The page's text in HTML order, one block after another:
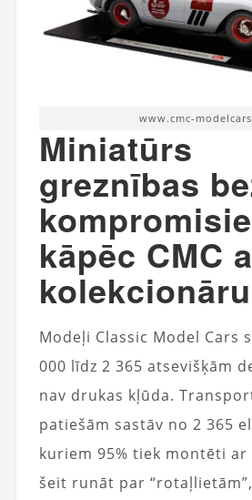
www.cmc-
Miniatūrs
greznības
kāpēc CMC
Modeļi Classic Model Cars
000 līdz 2 365 atsevišķām
nav drukas kļūda.
patiešām sastāv no 2 365
kuriem 95% tiek montēti
šeit runāt par